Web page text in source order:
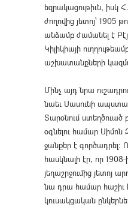
եզրակացութիւն, իսկ
ժողովից յետոյ՝ 1905
անձամբ ժամանել է
Կիլիկիայի
աշխատանքների
Մինչ այդ նրա
նաեւ Սասունի
Տարօնում ստեղծուած
օգնելու համար
ջանքեր է գործադրել։
հասկնալի էր, որ
յեղաշրջումից յետոյ
նա դրա համար հաշիւ
կուսակցական